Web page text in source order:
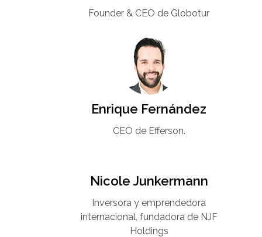
Founder & CEO de Globotur​
Enrique Fernández
CEO de Efferson.
Nicole Junkermann​
Inversora y emprendedora
internacional, fundadora de NJF
Holdings